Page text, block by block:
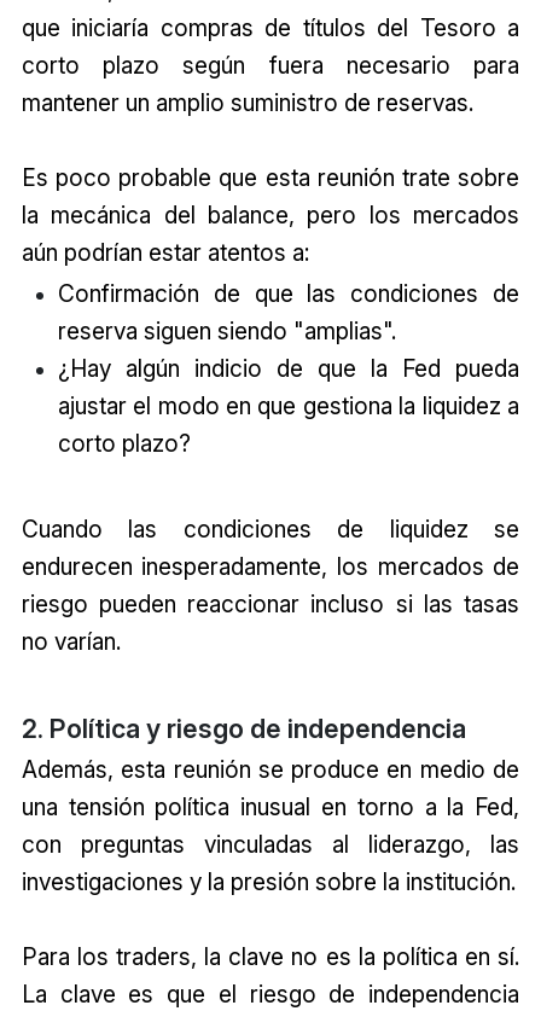
que iniciaría compras de títulos del Tesoro a
corto plazo según fuera necesario para
mantener un amplio suministro de reservas.
Es poco probable que esta reunión trate sobre
la mecánica del balance, pero los mercados
aún podrían estar atentos a:
Confirmación de que las condiciones de
reserva siguen siendo "amplias".
¿Hay algún indicio de que la Fed pueda
ajustar el modo en que gestiona la liquidez a
corto plazo?
Cuando las condiciones de liquidez se
endurecen inesperadamente, los mercados de
riesgo pueden reaccionar incluso si las tasas
no varían.
2. Política y riesgo de independencia
Además, esta reunión se produce en medio de
una tensión política inusual en torno a la Fed,
con preguntas vinculadas al liderazgo, las
investigaciones y la presión sobre la institución.
Para los traders, la clave no es la política en sí.
La clave es que el riesgo de independencia